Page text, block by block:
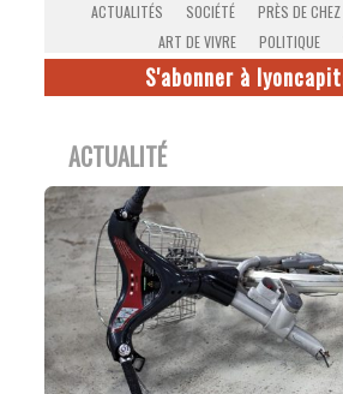
ACTUALITÉS SOCIÉTÉ PRÈS DE
ART DE VIVRE
POLITIQUE
S'abonner à
ACTUALITÉ